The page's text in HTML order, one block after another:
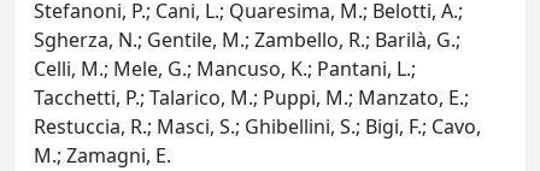
Stefanoni, P.; Cani, L.; Quaresima, M.; Belotti, A.;
Sgherza, N.; Gentile, M.; Zambello, R.; Barilà, G.;
Celli, M.; Mele, G.; Mancuso, K.; Pantani, L.;
Tacchetti, P.; Talarico, M.; Puppi, M.; Manzato, E.;
Restuccia, R.; Masci, S.; Ghibellini, S.; Bigi, F.; Cavo,
M.; Zamagni, E.